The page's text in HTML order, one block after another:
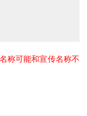
称可能和宣传名称不